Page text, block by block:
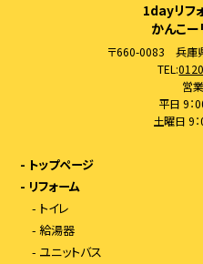
1dayリフ
かんこー
〒660-0083 兵庫
TEL:
営
平日 9：
土曜日 9
- トップページ
- リフォーム
- トイレ
- 給湯器
- ユニットバス